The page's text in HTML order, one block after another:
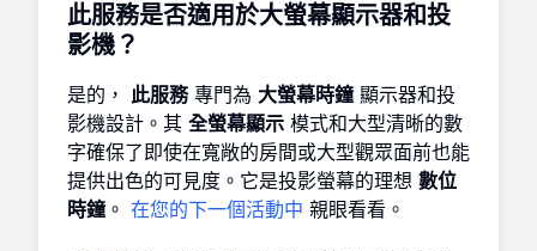
此服務是否適用於大螢幕顯示器和投
影機？
是的， 此服務專門為 大螢幕時鐘顯示器和投
影機設計。其 全螢幕顯示 模式和大型清晰的數
字確保了即使在寬敞的房間或大型觀眾面前也能
提供出色的可見度。它是投影螢幕的理想 數位
時鐘。 在您的下一個活動中 親眼看看。